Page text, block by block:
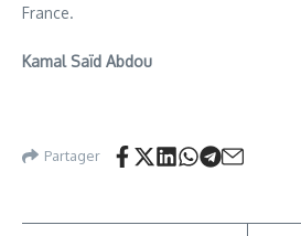
France.
Kamal Saïd Abdou
Partager